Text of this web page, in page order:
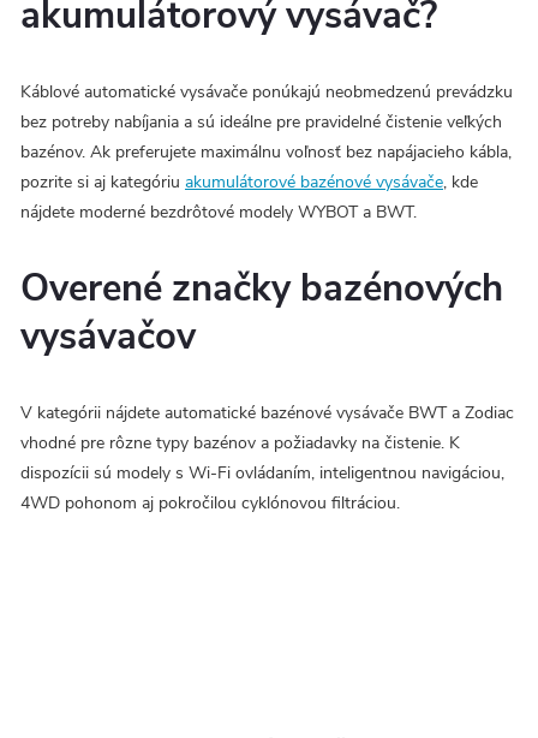
akumulátorový vysávač?
Káblové automatické vysávače ponúkajú neobmedzenú prevádzku
bez potreby nabíjania a sú ideálne pre pravidelné čistenie veľkých
bazénov. Ak preferujete maximálnu voľnosť bez napájacieho kábla,
pozrite si aj kategóriu akumulátorové bazénové vysávače, kde
nájdete moderné bezdrôtové modely WYBOT a BWT.
Overené značky bazénových
vysávačov
V kategórii nájdete automatické bazénové vysávače BWT a Zodiac
vhodné pre rôzne typy bazénov a požiadavky na čistenie. K
dispozícii sú modely s Wi-Fi ovládaním, inteligentnou navigáciou,
4WD pohonom aj pokročilou cyklónovou filtráciou.